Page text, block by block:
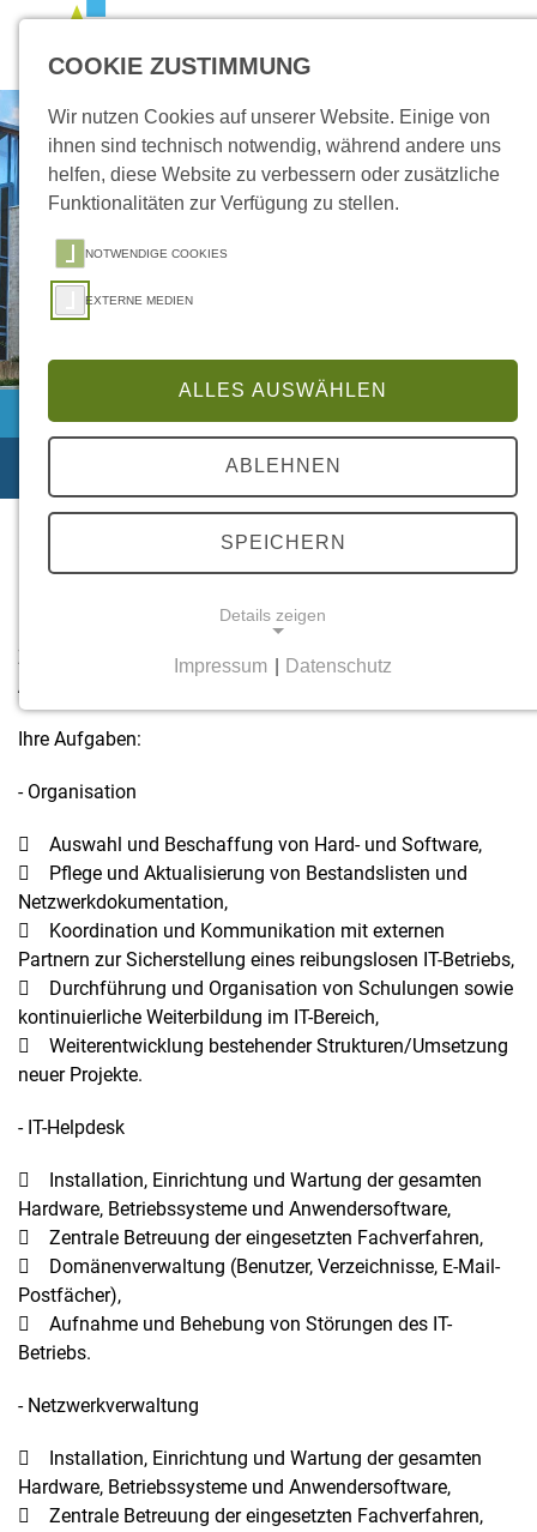
Zum Inhalt springen Zur Suche springen Zum Kontakt springen
Stellenausschreibung IT-Administrator
(m/w/d), befristet
Die Gemeinde Riegelsberg stellt zum nächstmöglichen
Zeitpunkt, befristet für die Dauer eines Jahres,
Administrator (m/w/d)
Ihre Aufgaben:
- Organisation
 Auswahl und Beschaffung von Hard- und Software,
 Pflege und Aktualisierung von Bestandslisten und
Netzwerkdokumentation,
 Koordination und Kommunikation mit externen
Partnern zur Sicherstellung eines reibungslosen IT-Betriebs,
 Durchführung und Organisation von Schulungen sowie
kontinuierliche Weiterbildung im IT-Bereich,
 Weiterentwicklung bestehender Strukturen/Umsetzung
neuer Projekte.
- IT-Helpdesk
 Installation, Einrichtung und Wartung der gesamten
Hardware, Betriebssysteme und Anwendersoftware,
 Zentrale Betreuung der eingesetzten Fachverfahren,
 Domänenverwaltung (Benutzer, Verzeichnisse, E-Mail-
Postfächer),
 Aufnahme und Behebung von Störungen des IT-
Betriebs.
- Netzwerkverwaltung
 Installation, Einrichtung und Wartung der gesamten
Hardware, Betriebssysteme und Anwendersoftware,
 Zentrale Betreuung der eingesetzten Fachverfahren,
COOKIE ZUSTIMMUNG
Wir nutzen Cookies auf unserer Website. Einige von
ihnen sind technisch notwendig, während andere uns
helfen, diese Website zu verbessern oder zusätzliche
Funktionalitäten zur Verfügung zu stellen.
NOTWENDIGE COOKIES
EXTERNE MEDIEN
ALLES AUSWÄHLEN
ABLEHNEN
SPEICHERN
Details zeigen
Funktionen und sind für die einwandfreie Funktion
COOKIE FÜR COOKIE CONSENT TOOL
Name:
Anbieter:
mindshape GmbH
Dieser Cookie speichert die ausgewählten
Einverständnis-Optionen des Benutzers
Cookie Laufzeit:
ASP.NET_SessionId
Technische Funktion für Terminbestellung
Cookie Laufzeit:
1 Jahr
Impressum Datenschutz